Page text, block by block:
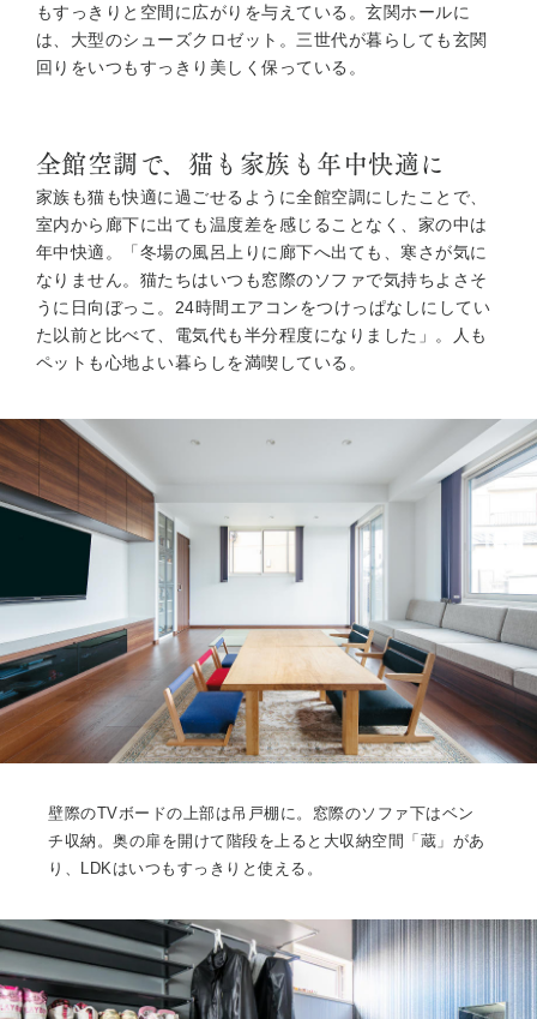
もすっきりと空間に広がりを与えている。玄関ホールに
は、大型のシューズクロゼット。三世代が暮らしても玄関
回りをいつもすっきり美しく保っている。
全館空調で、猫も家族も年中快適に
家族も猫も快適に過ごせるように全館空調にしたことで、
室内から廊下に出ても温度差を感じることなく、家の中は
年中快適。「冬場の風呂上りに廊下へ出ても、寒さが気に
なりません。猫たちはいつも窓際のソファで気持ちよさそ
うに日向ぼっこ。24時間エアコンをつけっぱなしにしてい
た以前と比べて、電気代も半分程度になりました」。人も
ペットも心地よい暮らしを満喫している。
壁際のTVボードの上部は吊戸棚に。窓際のソファ下はベン
チ収納。奥の扉を開けて階段を上ると大収納空間「蔵」があ
り、LDKはいつもすっきりと使える。